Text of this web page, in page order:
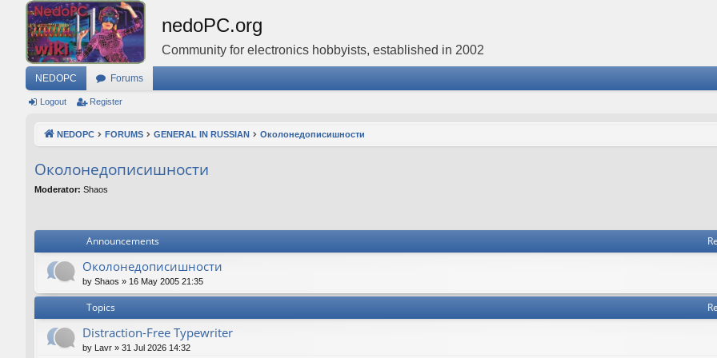
nedoPC.org
Community for electronics hobbyists, established in 2002
NEDOPC Forums
Logout Register
NEDOPC FORUMS GENERAL IN RUSSIAN Околонедописишности
Околонедописишности
Moderator: Shaos
Announcements
Околонедописишности
by Shaos » 16 May 2005 21:35
Topics
Distraction-Free Typewriter
by Lavr » 31 Jul 2026 14:32